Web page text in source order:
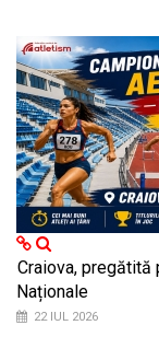
Craiova, pregătită
Naționale
22 IUL 2026